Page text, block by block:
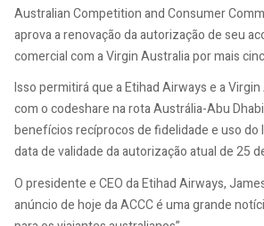
Australian Competition and Consumer
aprova a renovação da autorização de seu
comercial com a Virgin Australia por mais
Isso permitirá que a Etihad Airways e a
com o codeshare na rota Austrália-Abu
benefícios recíprocos de fidelidade e uso do
data de validade da autorização atual de 25
O presidente e CEO da Etihad Airways,
anúncio de hoje da ACCC é uma grande